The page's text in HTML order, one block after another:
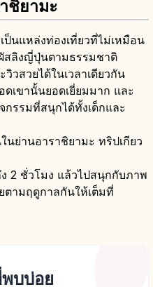
ชิยามะ
ป็นแหล่งท่องเที่ยวที่ไม่เหมือน
สลิงญี่ปุ่นตามธรรมชาติ
วสวยได้ในเวลาเดียวกัน
ดเขานั้นยอดเยี่ยมมาก และ
รรมที่สนุกได้ทั้งเด็กและ
ย่านอาราชิยามะ ทริปเกียว
2 ชั่วโมง แล้วไปสนุกกับภาพ
ตามฤดูกาลกันให้เต็มที่
บบ่อย